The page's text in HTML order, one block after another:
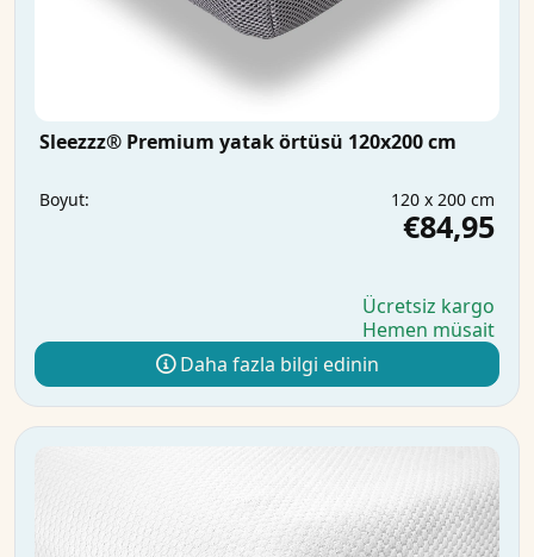
Sleezzz® Premium yatak örtüsü 120x200 cm
Boyut: 120 x 200 cm
€84,95
Ücretsiz kargo
Hemen müsait
Daha fazla bilgi edinin